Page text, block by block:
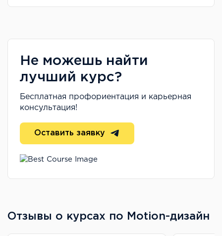
Не можешь найти
лучший курс?
Бесплатная профориентация и карьерная
консультация!
Оставить заявку
Отзывы о курсах по Motion-дизайн